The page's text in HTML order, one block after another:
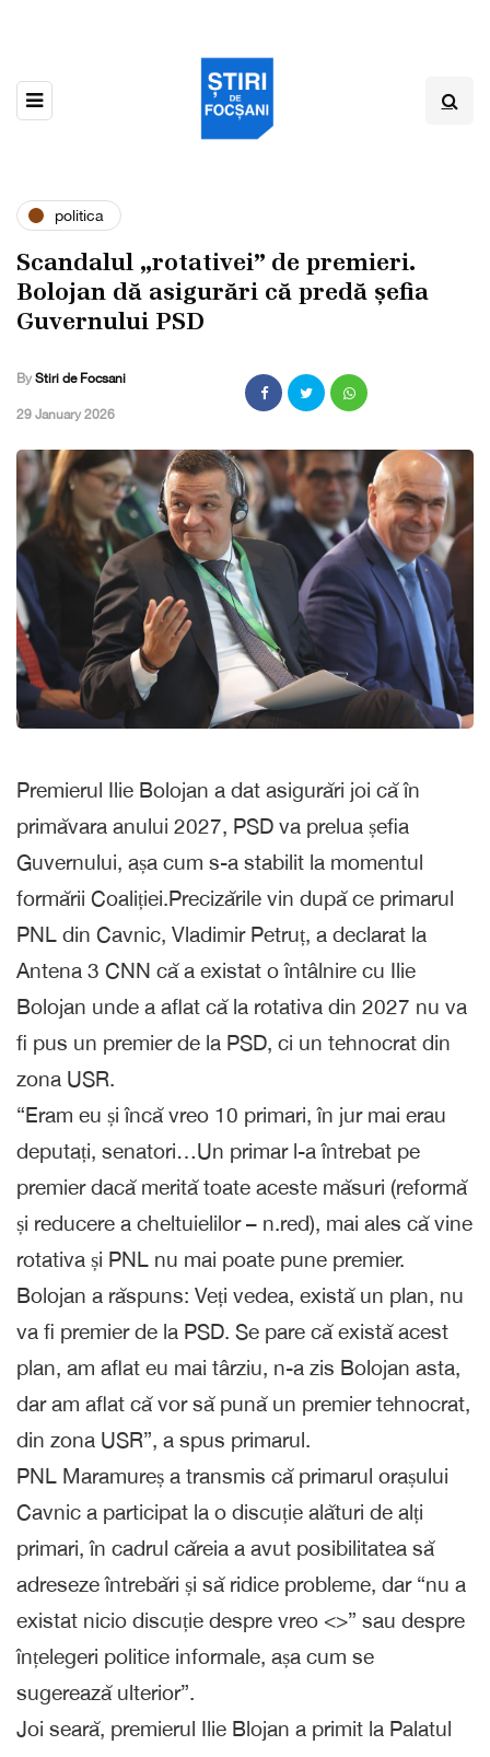
politica
Scandalul „rotativei” de premieri.
Bolojan dă asigurări că predă șefia
Guvernului PSD
By Stiri de Focsani
,29 January 2026
Premierul Ilie Bolojan a dat asigurări joi că în
primăvara anului 2027, PSD va prelua șefia
Guvernului, așa cum s-a stabilit la momentul
formării Coaliției.Precizările vin după ce primarul
PNL din Cavnic, Vladimir Petruț, a declarat la
Antena 3 CNN că a existat o întâlnire cu Ilie
Bolojan unde a aflat că la rotativa din 2027 nu va
fi pus un premier de la PSD, ci un tehnocrat din
zona USR.
“Eram eu și încă vreo 10 primari, în jur mai erau
deputați, senatori…Un primar l-a întrebat pe
premier dacă merită toate aceste măsuri (reformă
și reducere a cheltuielilor – n.red), mai ales că vine
rotativa și PNL nu mai poate pune premier.
Bolojan a răspuns: Veți vedea, există un plan, nu
va fi premier de la PSD. Se pare că există acest
plan, am aflat eu mai târziu, n-a zis Bolojan asta,
dar am aflat că vor să pună un premier tehnocrat,
din zona USR”, a spus primarul.
PNL Maramureș a transmis că primarul orașului
Cavnic a participat la o discuție alături de alți
primari, în cadrul căreia a avut posibilitatea să
adreseze întrebări și să ridice probleme, dar “nu a
existat nicio discuție despre vreo <>” sau despre
înțelegeri politice informale, așa cum se
sugerează ulterior”.
Joi seară, premierul Ilie Blojan a primit la Palatul